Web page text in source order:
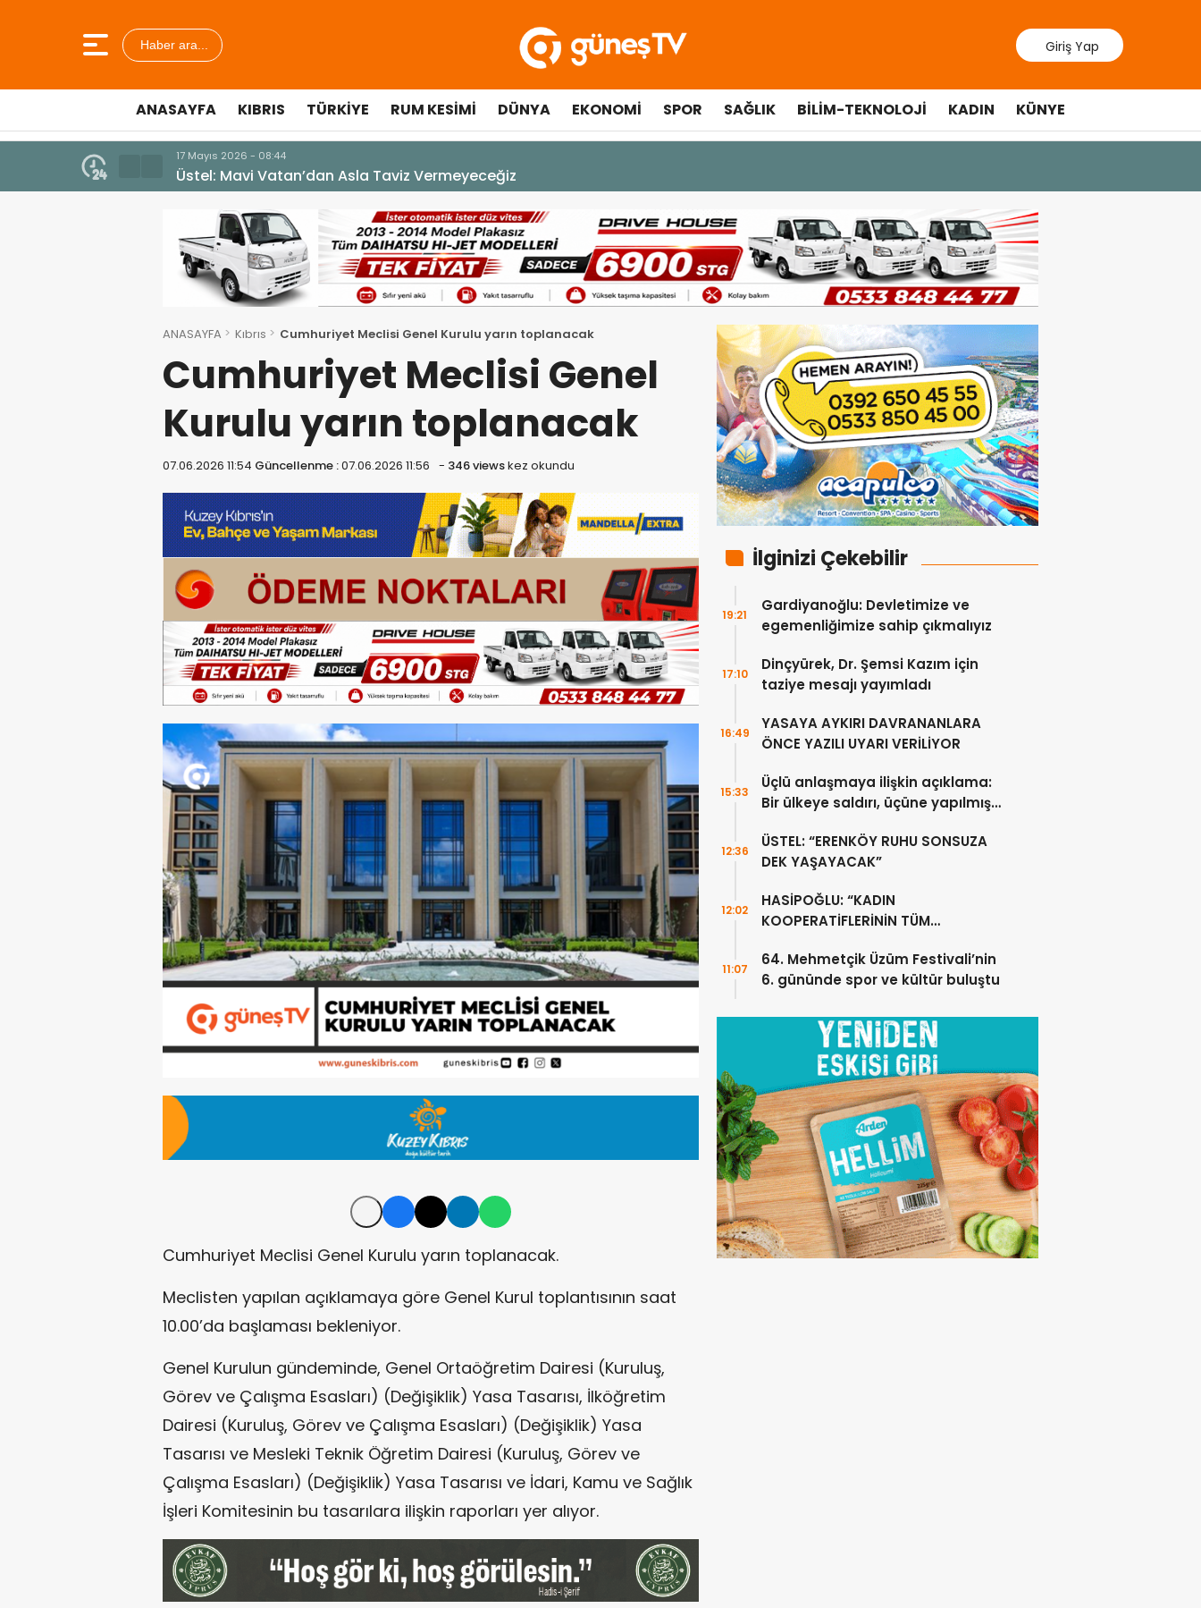
Haber ara... Giriş Yap
ANASAYFA KIBRIS TÜRKIYE RUM KESIMI DÜNYA EKONOMI SPOR SAĞLIK BILIM-TEKNOLOJI KADIN KÜNYE
7 Ağustos 2026 - 12:36
ÜSTEL: “ERENKÖY RUHU SONSUZA DEK YAŞAYACAK”
ANASAYFA Kıbrıs Cumhuriyet Meclisi Genel Kurulu yarın toplanacak
Cumhuriyet Meclisi Genel
Kurulu yarın toplanacak
07.06.2026 11:54 Güncellenme :07.06.2026 11:56 - 346 viewskez okundu
Cumhuriyet Meclisi Genel Kurulu yarın toplanacak.
Meclisten yapılan açıklamaya göre Genel Kurul toplantısının saat
10.00’da başlaması bekleniyor.
Genel Kurulun gündeminde, Genel Ortaöğretim Dairesi (Kuruluş,
Görev ve Çalışma Esasları) (Değişiklik) Yasa Tasarısı, İlköğretim
Dairesi (Kuruluş, Görev ve Çalışma Esasları) (Değişiklik) Yasa
Tasarısı ve Mesleki Teknik Öğretim Dairesi (Kuruluş, Görev ve
Çalışma Esasları) (Değişiklik) Yasa Tasarısı ve İdari, Kamu ve Sağlık
İşleri Komitesinin bu tasarılara ilişkin raporları yer alıyor.
İlginizi Çekebilir
Gardiyanoğlu: Devletimize ve
egemenliğimize sahip çıkmalıyız
19:21
Dinçyürek, Dr. Şemsi Kazım için
taziye mesajı yayımladı
17:10
YASAYA AYKIRI DAVRANANLARA
ÖNCE YAZILI UYARI VERİLİYOR
16:49
Üçlü anlaşmaya ilişkin açıklama:
Bir ülkeye saldırı, üçüne yapılmış
15:33
ÜSTEL: “ERENKÖY RUHU SONSUZA
DEK YAŞAYACAK”
12:36
HASİPOĞLU: “KADIN
KOOPERATİFLERİNİN TÜM
PRİMLERİNİ YÜZDE 100
KARŞILAYACAĞIZ”
12:02
64. Mehmetçik Üzüm Festivali’nin
6. gününde spor ve kültür buluştu
11:07